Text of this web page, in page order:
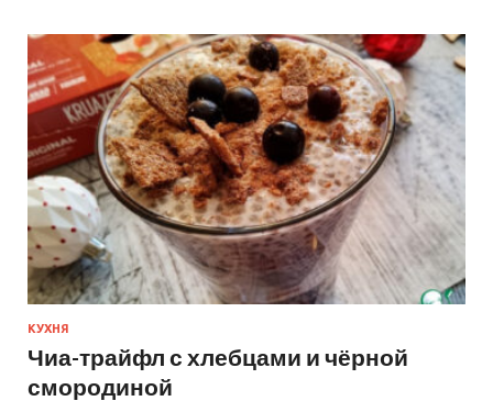
КУХНЯ
Чиа-трайфл с хлебцами и чёрной
смородиной